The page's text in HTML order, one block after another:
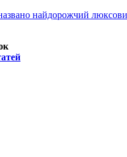
найдорожчий